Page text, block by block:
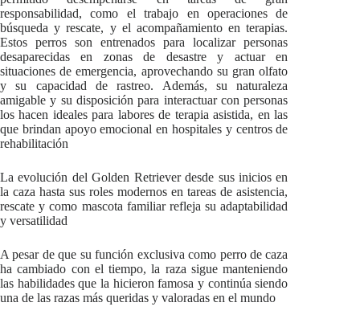
responsabilidad, como el trabajo en operaciones de
búsqueda y rescate, y el acompañamiento en terapias.
Estos perros son entrenados para localizar personas
desaparecidas en zonas de desastre y actuar en
situaciones de emergencia, aprovechando su gran olfato
y su capacidad de rastreo. Además, su naturaleza
amigable y su disposición para interactuar con personas
los hacen ideales para labores de terapia asistida, en las
que brindan apoyo emocional en hospitales y centros de
rehabilitación
La evolución del Golden Retriever desde sus inicios en
la caza hasta sus roles modernos en tareas de asistencia,
rescate y como mascota familiar refleja su adaptabilidad
y versatilidad
A pesar de que su función exclusiva como perro de caza
ha cambiado con el tiempo, la raza sigue manteniendo
las habilidades que la hicieron famosa y continúa siendo
una de las razas más queridas y valoradas en el mundo